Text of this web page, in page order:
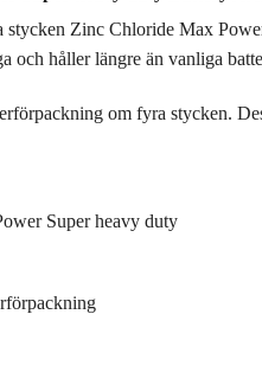
stycken Zinc Chloride Max
och håller längre än vanliga
om fyra stycken.
Super heavy duty